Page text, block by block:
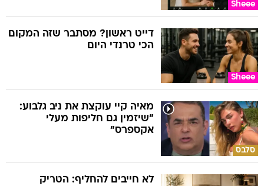
Sheee
Sheee
דייט ראשון? מסתבר שזה המקום
הכי טרנדי היום
סלבס
מאיה קיי עוקצת את ניב גלבוע:
"שיזמין גם חליפות מעלי
אקספרס"
לא חייבים להחליף: הטריק